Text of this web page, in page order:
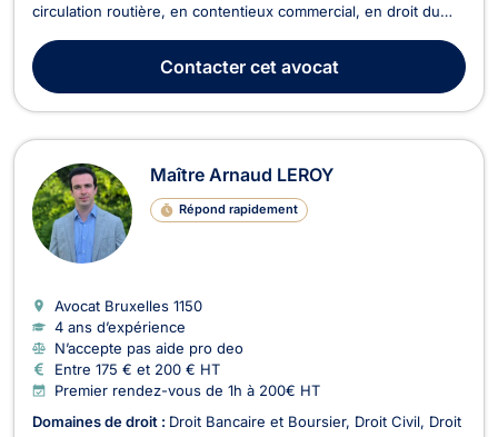
circulation routière, en contentieux commercial, en droit du
droit Européen et en droit de la responsabilité civile. Il vous
accompagne pour tout conten...
Contactercet avocat
Maître Arnaud LEROY
Répond rapidement
Avocat Bruxelles 1150
4 ans d’expérience
N’accepte pas aide pro deo
Entre 175 € et 200 € HT
Premier rendez-vous de 1h à 200€ HT
Domaines de droit : Droit Bancaire et Boursier Droit Civil Droit